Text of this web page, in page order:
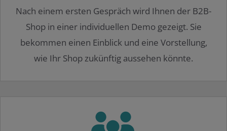
Nach einem ersten Gespräch wird Ihnen der B2B-
Shop in einer individuellen Demo gezeigt. Sie
bekommen einen Einblick und eine Vorstellung,
wie Ihr Shop zukünftig aussehen könnte.